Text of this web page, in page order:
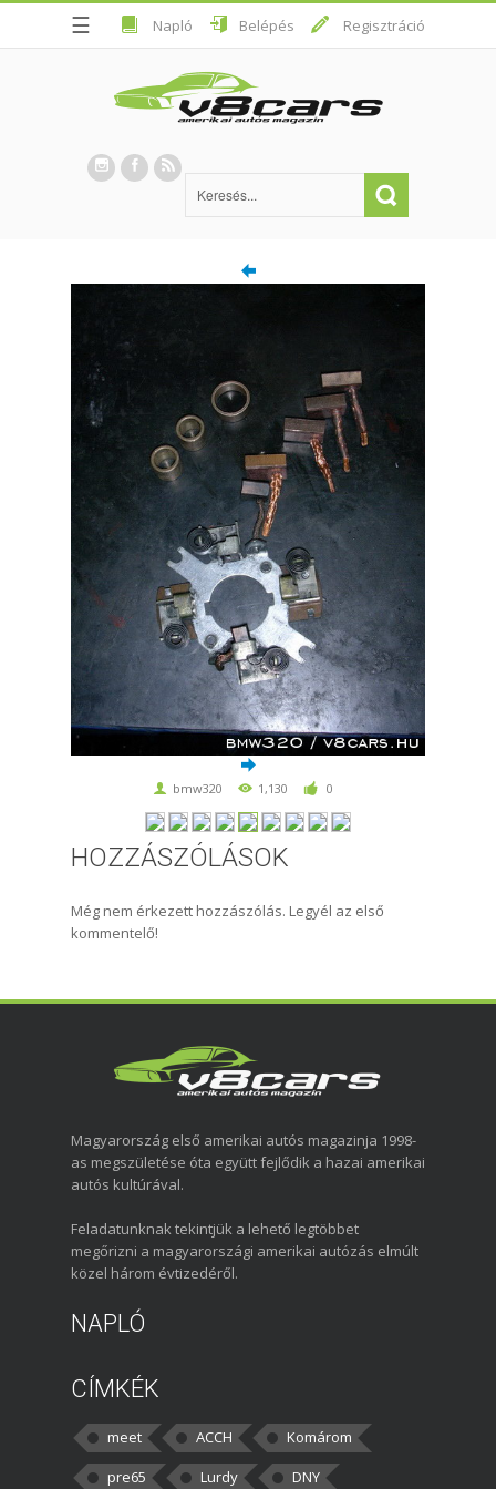
☰ Napló Belépés Regisztráció
bmw320 1,130 0
HOZZÁSZÓLÁSOK
Még nem érkezett hozzászólás. Legyél az első
kommentelő!
Magyarország első amerikai autós magazinja 1998-
as megszületése óta együtt fejlődik a hazai amerikai
autós kultúrával.
Feladatunknak tekintjük a lehető legtöbbet
megőrizni a magyarországi amerikai autózás elmúlt
közel három évtizedéről.
NAPLÓ
CÍMKÉK
meet ACCH
Komárom
pre65
Lurdy DNY